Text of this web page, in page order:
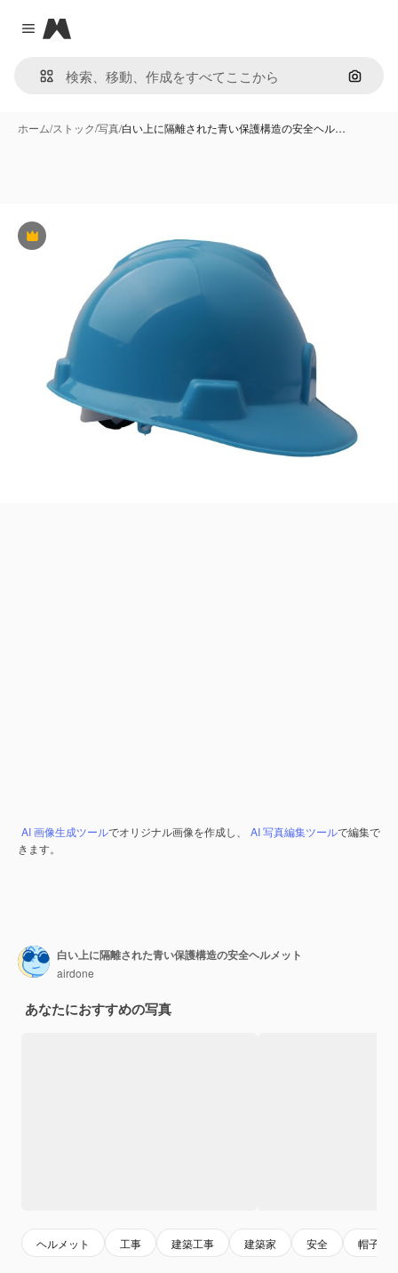
Close menu
Magnific
画像で
ホーム/ストック/写真/白い上に隔離された青い保護構造の安全ヘル…
Premium
AI 画像生成ツールでオリジナル画像を作成し、 AI 写真編集ツールで編集で
きます。
白い上に隔離された青い保護構造の安全ヘルメット
airdone
あなたにおすすめの写真
ヘルメット 工事 建築工事 建築家 安全 帽子